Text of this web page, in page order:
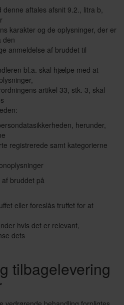
aftales afsnit 9.2., litra b,
karakter og de oplysninger, der er
den
anmeldelse af bruddet til
bl.a. skal hjælpe med at
artikel 33, stk. 3, skal
herunder,
registrerede samt kategorierne
bruddet på
eller foreslås truffet for at
hvis det er relevant,
dets
tilbagelevering